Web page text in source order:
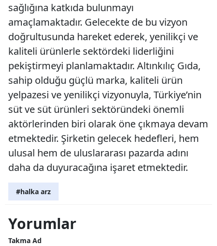
sağlığına katkıda bulunmayı
amaçlamaktadır. Gelecekte de bu vizyon
doğrultusunda hareket ederek, yenilikçi ve
kaliteli ürünlerle sektördeki liderliğini
pekiştirmeyi planlamaktadır. Altınkılıç Gıda,
sahip olduğu güçlü marka, kaliteli ürün
yelpazesi ve yenilikçi vizyonuyla, Türkiye’nin
süt ve süt ürünleri sektöründeki önemli
aktörlerinden biri olarak öne çıkmaya devam
etmektedir. Şirketin gelecek hedefleri, hem
ulusal hem de uluslararası pazarda adını
daha da duyuracağına işaret etmektedir.
#halka arz
Yorumlar
Takma Ad